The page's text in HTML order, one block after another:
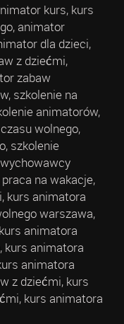
kurs, kurs
animator
dla dzieci,
z dziećmi,
zabaw
szkolenie na
animatorów,
wolnego,
szkolenie
na wakacje,
kurs animatora
warszawa,
animatora
kurs animatora
animatora
z dziećmi, kurs
kurs animatora